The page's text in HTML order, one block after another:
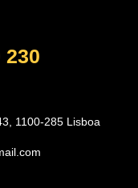
230
1100-285 Lisboa